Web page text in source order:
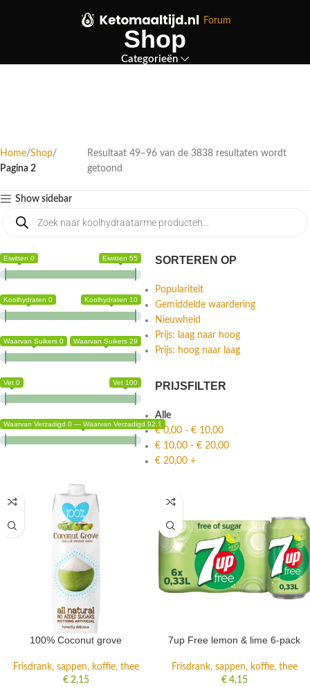
Forum
Shop
Categorieën
Home Shop
Pagina 2
Resultaat 49–96 van de 3838 resultaten wordt
getoond
Show sidebar
Eiwitten 0 Eiwitten 55
Koolhydraten 0 Koolhydraten 10
Waarvan Suikers 0 Waarvan Suikers 29
Vet 0 Vet 100
Waarvan Verzadigd 0 — Waarvan Verzadigd 92.1
SORTEREN OP
Populariteit
Gemiddelde waardering
Nieuwheid
Prijs: laag naar hoog
Prijs: hoog naar laag
PRIJSFILTER
Alle
€0,00 - € 10,00
€ 10,00 - € 20,00
€ 20,00 +
100% Coconut grove
Frisdrank, sappen, koffie, thee
€2,15
7up Free lemon & lime 6-pack
Frisdrank, sappen, koffie, thee
€4,15